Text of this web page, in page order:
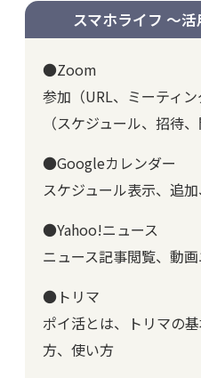
スマホライフ ～
●Zoom
参加（URL、ミーティ
（スケジュール、招待、
●Googleカレンダー
スケジュール表示、追
●Yahoo!ニュース
ニュース記事閲覧、動
●トリマ
ポイ活とは、トリマの
方、使い方